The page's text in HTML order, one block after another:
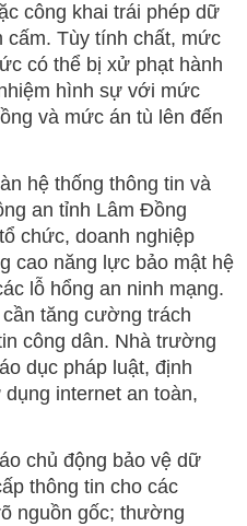
công khai trái phép dữ
cấm. Tùy tính chất, mức
có thể bị xử phạt hành
hình sự với mức
và mức án tù lên đến
hệ thống thông tin và
an tỉnh Lâm Đồng
chức, doanh nghiệp
cao năng lực bảo mật hệ
lỗ hổng an ninh mạng.
tăng cường trách
công dân. Nhà trường
dục pháp luật, định
internet an toàn,
chủ động bảo vệ dữ
thông tin cho các
nguồn gốc; thường